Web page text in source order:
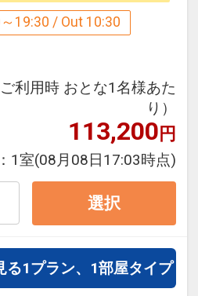
理旬の会席・龍の瞳
ーです。
ります。
飛騨コシヒカリをご
部屋食でご用意いたし
しゃれ浴衣の貸出サ
（要予約）、また
19:30 / Out 10:30
ご利用時 おとな1名様あた
り）
113,200円
1室(08月08日17:03時点)
選択
る1プラン、1部屋タイプ